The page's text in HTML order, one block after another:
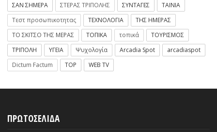
ΣΑΝ ΣΗΜΕΡΑ
ΣΤΕΡΑΣ ΤΡΙΠΟΛΗΣ ΣΥΝΤΑΓΕΣ
ΤΑΙΝΙΑ
Τεστ προσωπικοτητας
ΤΕΧΝΟΛΟΓΙΑ
ΤΗΣ ΗΜΕΡΑΣ
ΤΟ ΣΚΙΤΣΟ ΤΗΣ ΜΕΡΑΣ
ΤΟΠΙΚΑ τοπικά
ΤΟΥΡΙΣΜΟΣ
ΤΡΙΠΟΛΗ
ΥΓΕΙΑ Ψυχολογία Arcadia Spot
arcadiaspot
Dictum Factum
TOP WEB TV
ΠΡΩΤΟΣΕΛΙΔΑ